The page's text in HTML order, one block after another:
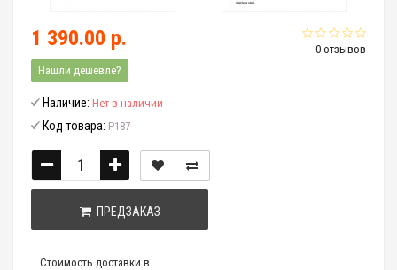
0 отзывов
1 390.00 р.
Нашли дешевле?
Наличие: Нет в наличии
Код товара: P187
ПРЕДЗАКАЗ
Стоимость доставки в